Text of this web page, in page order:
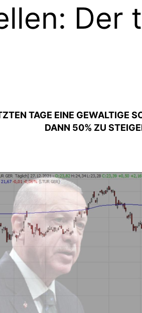
Der
TAGE EINE GEWALTIGE
DANN 50% ZU